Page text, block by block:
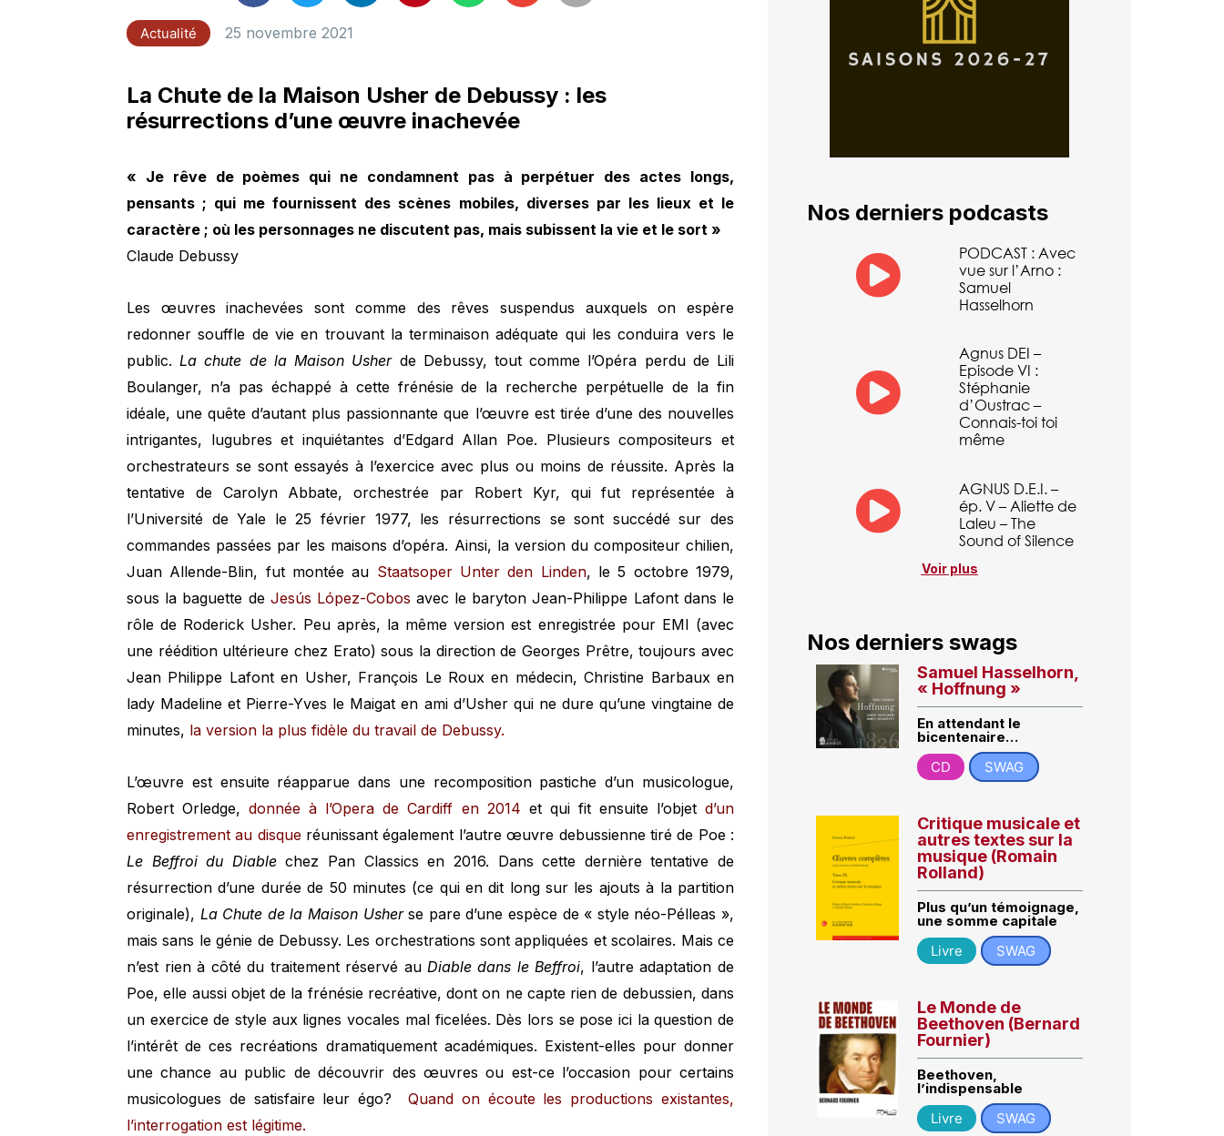
Actualité 25 novembre 2021
La Chute de la Maison Usher de Debussy : les
résurrections d’une œuvre inachevée
« Je rêve de poèmes qui ne condamnent pas à perpétuer des actes longs,
pensants ; qui me fournissent des scènes mobiles, diverses par les lieux et le
caractère ; où les personnages ne discutent pas, mais subissent la vie et le sort »
Claude Debussy
Les œuvres inachevées sont comme des rêves suspendus auxquels on espère
redonner souffle de vie en trouvant la terminaison adéquate qui les conduira vers le
public.La chute de la Maison Usherde Debussy, tout comme l’Opéra perdu de Lili
Boulanger, n’a pas échappé à cette frénésie de la recherche perpétuelle de la fin
idéale, une quête d’autant plus passionnante que l’œuvre est tirée d’une des nouvelles
intrigantes, lugubres et inquiétantes d’Edgard Allan Poe. Plusieurs compositeurs et
orchestrateurs se sont essayés à l’exercice avec plus ou moins de réussite. Après la
tentative de Carolyn Abbate, orchestrée par Robert Kyr, qui fut représentée à
l’Université de Yale le 25 février 1977, les résurrections se sont succédé sur des
commandes passées par les maisons d’opéra. Ainsi, la version du compositeur chilien,
Juan Allende-Blin, fut montée au Staatsoper Unter den Linden, le 5 octobre 1979,
sous la baguette de Jesús López-Cobos avec le baryton Jean-Philippe Lafont dans le
rôle de Roderick Usher. Peu après, la même version est enregistrée pour EMI (avec
une réédition ultérieure chez Erato) sous la direction de Georges Prêtre, toujours avec
Jean Philippe Lafont en Usher, François Le Roux en médecin, Christine Barbaux en
lady Madeline et Pierre-Yves le Maigat en ami d’Usher qui ne dure qu’une vingtaine de
minutes, la version la plus fidèle du travail de Debussy.
L’œuvre est ensuite réapparue dans une recomposition pastiche d’un musicologue,
Robert Orledge,donnée à l’Opera de Cardiff en 2014 et qui fit ensuite l’objet d’un
enregistrement au disqueréunissant également l’autre œuvre debussienne tiré de Poe :
Le Beffroi du Diablechez Pan Classics en 2016. Dans cette dernière tentative de
résurrection d’une durée de 50 minutes (ce qui en dit long sur les ajouts à la partition
originale), La Chute de la Maison Usherse pare d’une espèce de « style néo-Pélleas »,
mais sans le génie de Debussy. Les orchestrations sont appliquées et scolaires. Mais ce
n’est rien à côté du traitement réservé au Diable dans le Beffroi, l’autre adaptation de
Poe, elle aussi objet de la frénésie recréative, dont on ne capte rien de debussien, dans
un exercice de style aux lignes vocales mal ficelées. Dès lors se pose ici la question de
l’intérêt de ces recréations dramatiquement académiques. Existent-elles pour donner
une chance au public de découvrir des œuvres ou est-ce l’occasion pour certains
musicologues de satisfaire leur égo? Quand on écoute les productions existantes,
l’interrogation est légitime.
Nos derniers podcasts
PODCAST : Avec
vue sur l’Arno :
Samuel
Hasselhorn
Agnus DEI –
Episode VI :
Stéphanie
d’Oustrac –
Connais-toi toi
même
AGNUS D.E.I. –
ép. V – Aliette de
Laleu – The
Sound of Silence
Voir plus
Nos derniers swags
Samuel Hasselhorn,
« Hoffnung »
En attendant le
bicentenaire…
CD
SWAG
Critique musicale et
autres textes sur la
musique (Romain
Rolland)
Plus qu’un témoignage,
une somme capitale
Livre
SWAG
Le Monde de
Beethoven (Bernard
Fournier)
Beethoven,
l’indispensable
Livre
SWAG